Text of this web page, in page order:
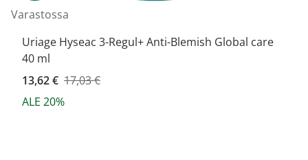
Varastossa
Uriage Hyseac 3-Regul+ Anti-Blemish Global care
40 ml
Kampanjahinta
13,62 € 17,03 €
ALE 20%